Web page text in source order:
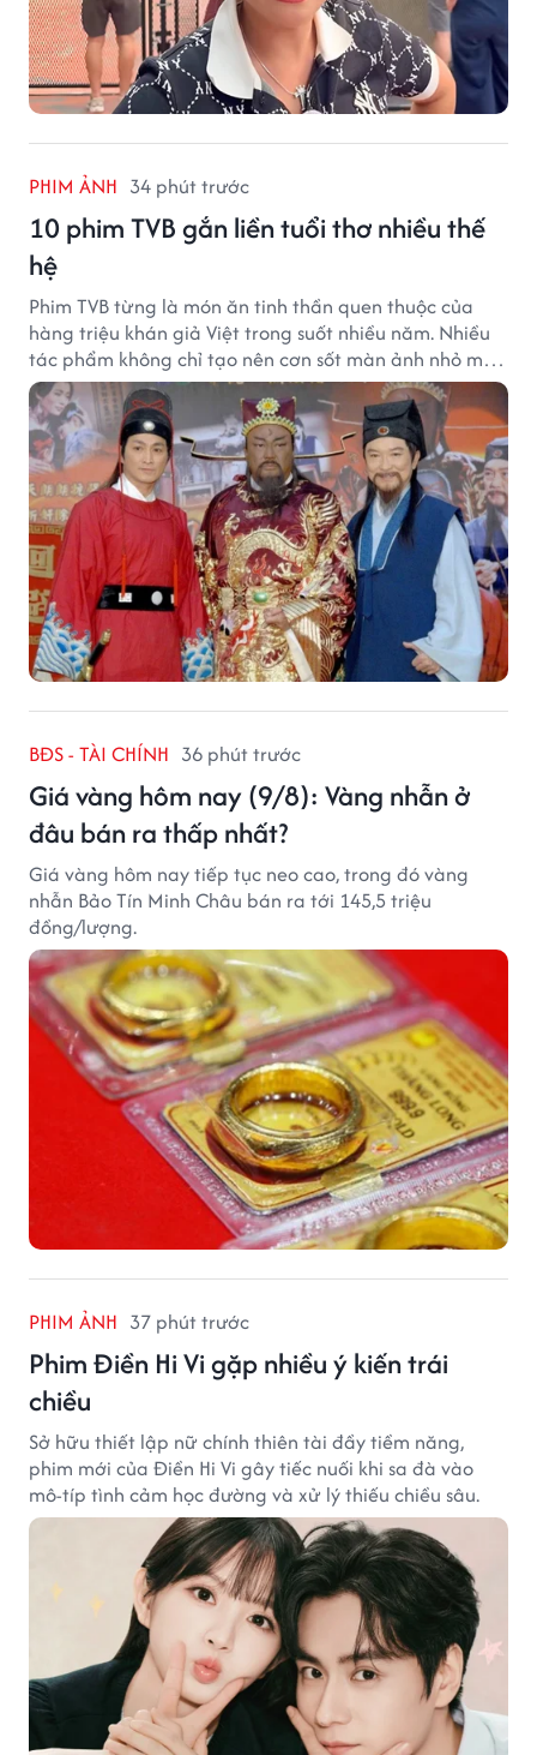
PHIM ẢNH 34 phút trước
10 phim TVB gắn liền tuổi thơ nhiều thế
hệ
Phim TVB từng là món ăn tinh thần quen thuộc của
hàng triệu khán giả Việt trong suốt nhiều năm. Nhiều
tác phẩm không chỉ tạo nên cơn sốt màn ảnh nhỏ mà
còn trở thành ký ức khó quên của cả một thế hệ.
BĐS - TÀI CHÍNH 36 phút trước
Giá vàng hôm nay (9/8): Vàng nhẫn ở
đâu bán ra thấp nhất?
Giá vàng hôm nay tiếp tục neo cao, trong đó vàng
nhẫn Bảo Tín Minh Châu bán ra tới 145,5 triệu
đồng/lượng.
PHIM ẢNH 37 phút trước
Phim Điền Hi Vi gặp nhiều ý kiến trái
chiều
Sở hữu thiết lập nữ chính thiên tài đầy tiềm năng,
phim mới của Điền Hi Vi gây tiếc nuối khi sa đà vào
mô-típ tình cảm học đường và xử lý thiếu chiều sâu.